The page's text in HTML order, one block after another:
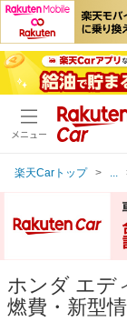
メニュー
楽天Carトップ
ホンダ エデ
燃費・新型